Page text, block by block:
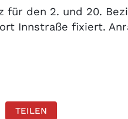
den 2. und 20.
Innstraße fixiert.
TEILEN